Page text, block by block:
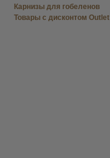
Карнизы для гобеленов
Товары с дисконтом Outlet